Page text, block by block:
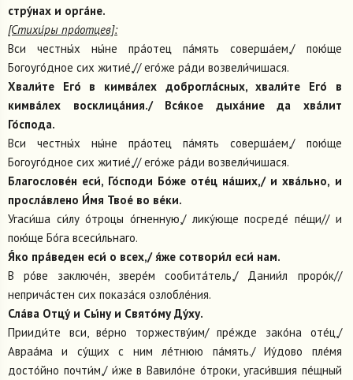
стру́нах и орга́не.
[Стихи́ры пра́отцев]:
Вси честны́х ны́не пра́отец па́мять соверша́ем,/ пою́ще
Богоуго́дное сих житие́,// его́же ра́ди возвели́чишася.
Хвали́те Его́ в кимва́лех доброгла́сных, хвали́те Его́ в
кимва́лех восклица́ния./ Вся́кое дыха́ние да хва́лит
Го́спода.
Вси честны́х ны́не пра́отец па́мять соверша́ем,/ пою́ще
Богоуго́дное сих житие́,// его́же ра́ди возвели́чишася.
Благослове́н еси́, Го́споди Бо́же оте́ц на́ших,/ и хва́льно, и
просла́влено И́мя Твое́ во ве́ки.
Угаси́ша си́лу о́троцы о́гненную,/ лику́юще посреде́ пе́щи// и
пою́ще Бо́га всеси́льнаго.
Я́ко пра́веден еси́ о всех,/ я́же сотвори́л еси́ нам.
В ро́ве заключе́н, звере́м сообита́тель,/ Дании́л проро́к//
неприча́стен сих показа́ся озлобле́ния.
Сла́ва Отцу́ и Сы́ну и Свято́му Ду́ху.
Прииди́те вси, ве́рно торжеству́им/ пре́жде зако́на оте́ц,/
Авраа́ма и су́щих с ним ле́тнюю па́мять./ Иу́дово пле́мя
досто́йно почти́м,/ и́же в Вавило́не о́троки, угаси́вшия пе́щный